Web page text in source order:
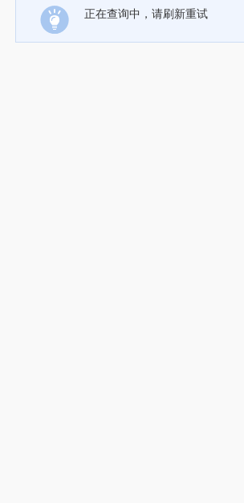
正在查询中，请刷新重试